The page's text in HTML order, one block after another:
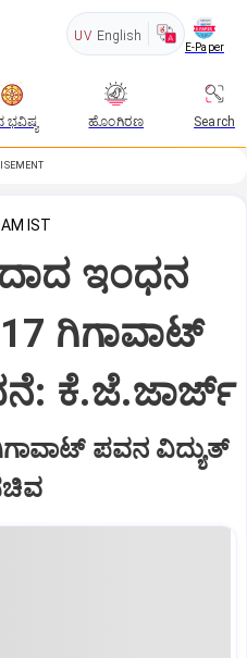
UV English
E-Paper
ಭವಿಷ್ಯ ಹೊಂಗಿರಣ Search
IST
ಇಂಧನ
ಗಿಗಾವಾಟ್‌
ಕೆ.ಜೆ.ಜಾರ್ಜ್‌
ಪವನ ವಿದ್ಯುತ್‌